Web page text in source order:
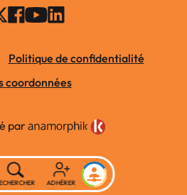
Politique de confidentialité
coordonnées
par
ADHÉRER